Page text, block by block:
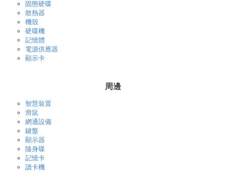
固態硬碟
散熱器
機殼
硬碟機
記憶體
電源供應器
顯示卡
周邊
智慧裝置
滑鼠
網通設備
鍵盤
顯示器
隨身碟
記憶卡
讀卡機